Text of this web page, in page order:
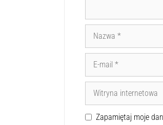
Zapamiętaj moje